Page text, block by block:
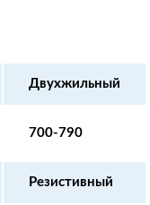
Двухжильный
700-790
Резистивный